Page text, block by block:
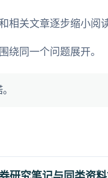
相关文章逐步缩小阅
绕同一个问题展开。